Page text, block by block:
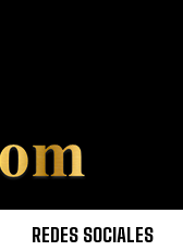
REDES SOCIALES